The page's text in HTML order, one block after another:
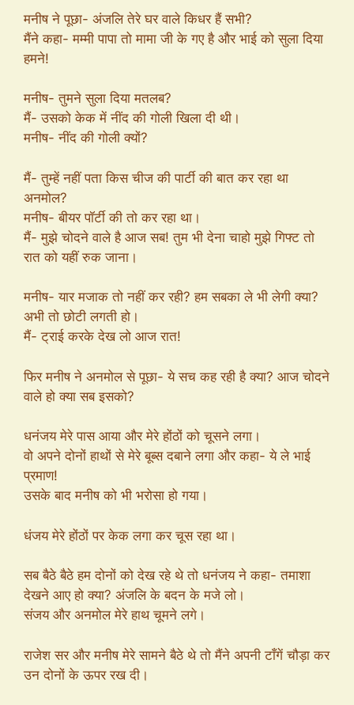
मनीष ने पूछा- अंजलि तेरे घर वाले किधर हैं सभी?
मैंने कहा- मम्मी पापा तो मामा जी के गए है और भाई को सुला दिया
हमने!
मनीष- तुमने सुला दिया मतलब?
मैं- उसको केक में नींद की गोली खिला दी थी।
मनीष- नींद की गोली क्यों?
मैं- तुम्हें नहीं पता किस चीज की पार्टी की बात कर रहा था
अनमोल?
मनीष- बीयर पॉर्टी की तो कर रहा था।
मैं- मुझे चोदने वाले है आज सब! तुम भी देना चाहो मुझे गिफ्ट तो
रात को यहीं रुक जाना।
मनीष- यार मजाक तो नहीं कर रही? हम सबका ले भी लेगी क्या?
अभी तो छोटी लगती हो।
मैं- ट्राई करके देख लो आज रात!
फिर मनीष ने अनमोल से पूछा- ये सच कह रही है क्या? आज चोदने
वाले हो क्या सब इसको?
धनंजय मेरे पास आया और मेरे होंठों को चूसने लगा।
वो अपने दोनों हाथों से मेरे बूब्स दबाने लगा और कहा- ये ले भाई
प्रमाण!
उसके बाद मनीष को भी भरोसा हो गया।
धंजय मेरे होंठों पर केक लगा कर चूस रहा था।
सब बैठे बैठे हम दोनों को देख रहे थे तो धनंजय ने कहा- तमाशा
देखने आए हो क्या? अंजलि के बदन के मजे लो।
संजय और अनमोल मेरे हाथ चूमने लगे।
राजेश सर और मनीष मेरे सामने बैठे थे तो मैंने अपनी टाँगें चौड़ा कर
उन दोनों के ऊपर रख दी।